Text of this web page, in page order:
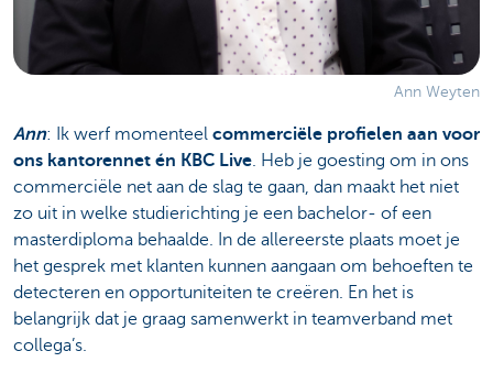
Ann Weyten
Ann: Ik werf momenteel commerciële profielen aan voor
ons kantorennet én KBC Live. Heb je goesting om in ons
commerciële net aan de slag te gaan, dan maakt het niet
zo uit in welke studierichting je een bachelor- of een
masterdiploma behaalde. In de allereerste plaats moet je
het gesprek met klanten kunnen aangaan om behoeften te
detecteren en opportuniteiten te creëren. En het is
belangrijk dat je graag samenwerkt in teamverband met
collega’s.